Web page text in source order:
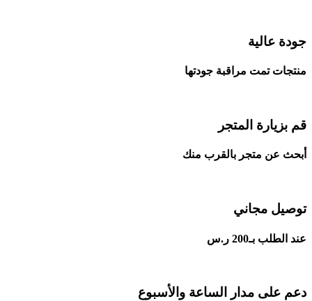
جودة عالية
منتجات تمت مراقبة جودتها
قم بزيارة المتجر
أبحث عن متجر بالقرب منك
توصيل مجاني
عند الطلب بـ200 ر.س
دعم على مدار الساعة والأسبوع